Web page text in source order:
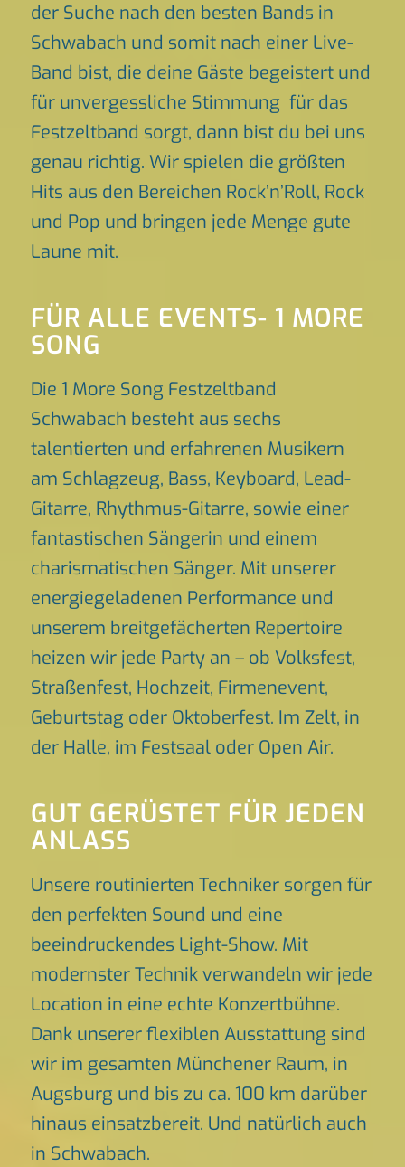
der Suche nach den besten Bands in
Schwabach und somit nach einer Live-
Band bist, die deine Gäste begeistert und
für unvergessliche Stimmung für das
Festzeltband sorgt, dann bist du bei uns
genau richtig. Wir spielen die größten
Hits aus den Bereichen Rock’n’Roll, Rock
und Pop und bringen jede Menge gute
Laune mit.
FÜR ALLE EVENTS- 1 MORE
SONG
Die 1 More Song Festzeltband
Schwabach besteht aus sechs
talentierten und erfahrenen Musikern
am Schlagzeug, Bass, Keyboard, Lead-
Gitarre, Rhythmus-Gitarre, sowie einer
fantastischen Sängerin und einem
charismatischen Sänger. Mit unserer
energiegeladenen Performance und
unserem breitgefächerten Repertoire
heizen wir jede Party an – ob Volksfest,
Straßenfest, Hochzeit, Firmenevent,
Geburtstag oder Oktoberfest. Im Zelt, in
der Halle, im Festsaal oder Open Air.
GUT GERÜSTET FÜR JEDEN
ANLASS
Unsere routinierten Techniker sorgen für
den perfekten Sound und eine
beeindruckendes Light-Show. Mit
modernster Technik verwandeln wir jede
Location in eine echte Konzertbühne.
Dank unserer flexiblen Ausstattung sind
wir im gesamten Münchener Raum, in
Augsburg und bis zu ca. 100 km darüber
hinaus einsatzbereit. Und natürlich auch
in Schwabach.